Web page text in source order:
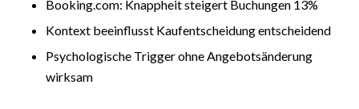
Booking.com: Knappheit steigert Buchungen 13%
Kontext beeinflusst Kaufentscheidung entscheidend
Psychologische Trigger ohne Angebotsänderung
wirksam